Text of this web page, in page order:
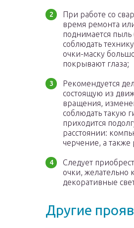
При работе со
время ремонта
поднимается пыль
соблюдать
очки-маску
покрывают глаза;
Рекомендуется
состоящую из
вращения,
соблюдать такую
приходится
расстоянии:
черчение, а
Следует
очки, желательно
декоративные
Другие